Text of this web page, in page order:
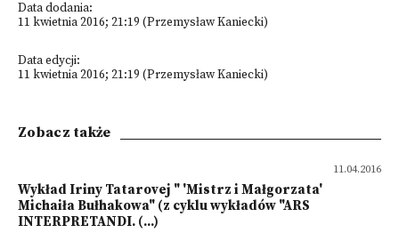
Data dodania:
11 kwietnia 2016; 21:19 (Przemysław Kaniecki)
Data edycji:
11 kwietnia 2016; 21:19 (Przemysław Kaniecki)
Zobacz także
11.04.2016
Wykład Iriny Tatarovej " 'Mistrz i Małgorzata'
Michaiła Bułhakowa" (z cyklu wykładów "ARS
INTERPRETANDI. (...)